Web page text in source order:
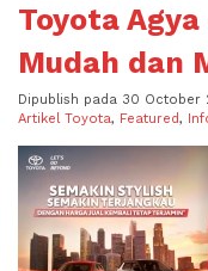
Toyota
Mudah dan
Dipublish pada 30 October
Artikel Toyota, Featured,